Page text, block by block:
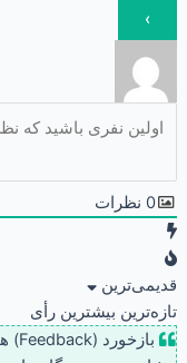
0 نظرات
قدیمی‌ترین
تازه‌ترین بیشترین رأی
بازخورد (Feedback) های اینلاین